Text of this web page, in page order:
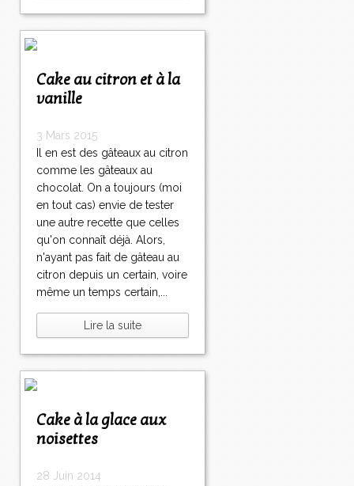
Cake au citron et à la
vanille
3 Mars 2015
Il en est des gâteaux au citron
comme les gâteaux au
chocolat. On a toujours (moi
en tout cas) envie de tester
une autre recette que celles
qu'on connaît déjà. Alors,
n'ayant pas fait de gâteau au
citron depuis un certain, voire
même un temps certain,...
Lire la suite
Cake à la glace aux
noisettes
28 Juin 2014